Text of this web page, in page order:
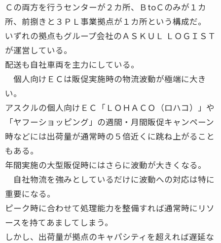
Ｃの両方を行うセンターが２カ所、ＢtoＣのみが１カ
所、前捌きと３ＰＬ事業拠点が１カ所という構成だ。
いずれの拠点もグループ会社のＡＳＫＵＬ ＬＯＧＩＳＴ
が運営している。
配送も自社車両を主力にしている。
個人向けＥＣは販促実施時の物流波動が極端に大き
い。
アスクルの個人向けＥＣ「ＬＯＨＡＣＯ（ロハコ）」や
「ヤフーショッピング」の週間・月間販促キャンペーン
時などには出荷量が通常時の５倍近くに跳ね上がること
もある。
年間実施の大型販促時にはさらに波動が大きくなる。
自社物流を強みとしているだけに波動への対応は特に
重要になる。
ピーク時に合わせて処理能力を整備すれば通常時にリソ
ースを持てあましてしまう。
しかし、出荷量が拠点のキャパシティを超えれば遅延な